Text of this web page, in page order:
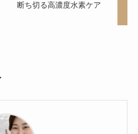
断ち切る高濃度水素ケア